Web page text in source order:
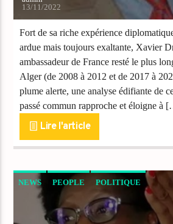
13/11/2022
Fort de sa riche expérience
ardue mais toujours exaltante, Xavier
ambassadeur de France resté le plus
Alger (de 2008 à 2012 et de 2017 à
plume alerte, une analyse édifiante de
passé commun rapproche et éloigne à
Lire l'article
NEWS PEOPLE POLITIQUE